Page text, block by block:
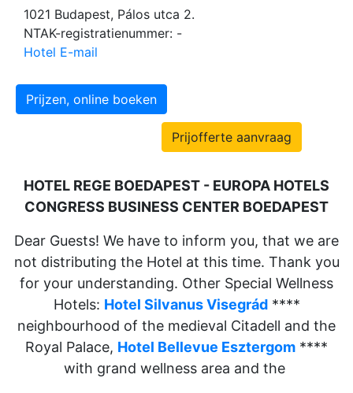
1021 Budapest, Pálos utca 2.
NTAK-registratienummer: -
Hotel E-mail
Prijzen, online boeken
Prijofferte aanvraag
HOTEL REGE BOEDAPEST - EUROPA HOTELS
CONGRESS BUSINESS CENTER BOEDAPEST
Dear Guests! We have to inform you, that we are
not distributing the Hotel at this time. Thank you
for your understanding. Other Special Wellness
Hotels: Hotel Silvanus Visegrád****
neighbourhood of the medieval Citadell and the
Royal Palace, Hotel Bellevue Esztergom ****
with grand wellness area and the